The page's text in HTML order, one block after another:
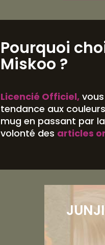
Pourquoi
Miskoo ?
Licencié Officiel,
tendance aux
mug en passant par
volonté des articles